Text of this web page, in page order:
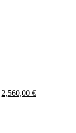
2,560,00 €